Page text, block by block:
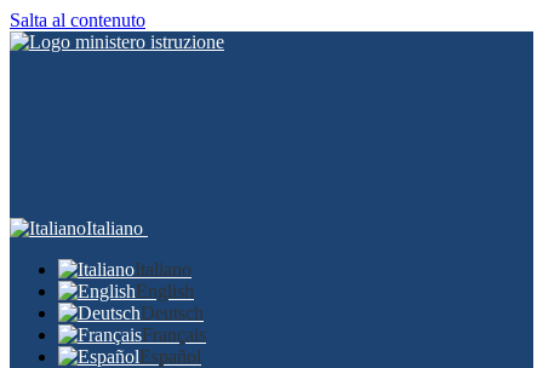
Salta al contenuto
Italiano
Italiano
English
Deutsch
Français
Español